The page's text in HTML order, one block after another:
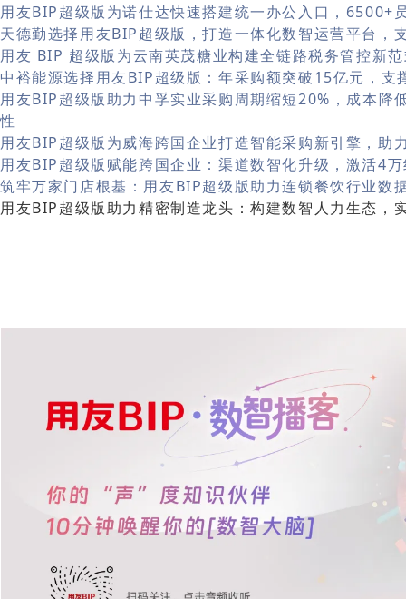
用友BIP超级版为诺仕达快速搭建统一办公入口，6500+
天德勤选择用友BIP超级版，打造一体化数智运营平台，
用友 BIP 超级版为云南英茂糖业构建全链路税务管控新
中裕能源选择用友BIP超级版：年采购额突破15亿元，支
用友BIP超级版助力中孚实业采购周期缩短20%，成本降
性
用友BIP超级版为威海跨国企业打造智能采购新引擎，助
用友BIP超级版赋能跨国企业：渠道数智化升级，激活4
筑牢万家门店根基：用友BIP超级版助力连锁餐饮行业数
用友BIP超级版助力精密制造龙头：构建数智人力生态，